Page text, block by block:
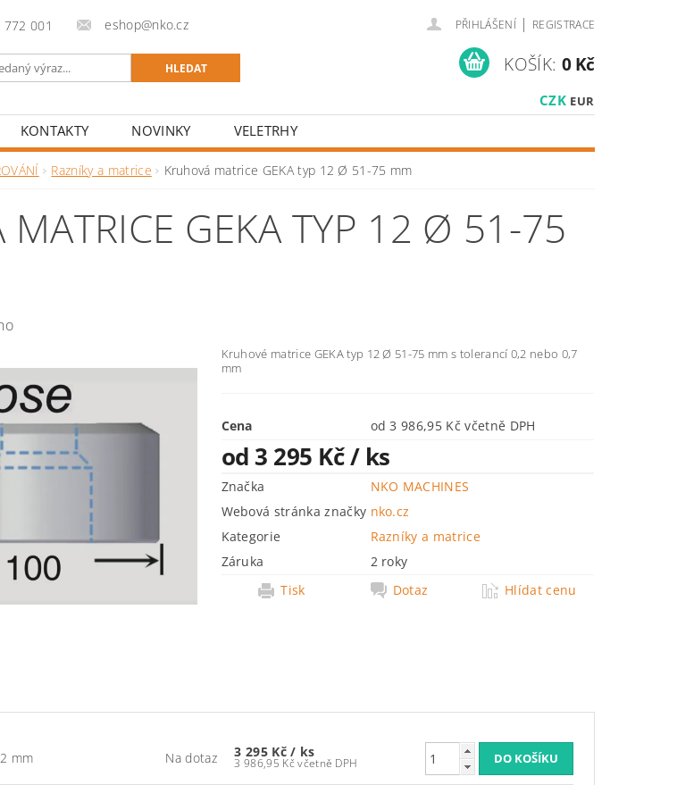
001 eshop@nko.cz PŘIHLÁŠENÍ | REGISTRACE
CZK EUR
KOŠÍK: 0 Kč
KONTAKTY NOVINKY VELETRHY
Razníky a matrice Kruhová matrice GEKA typ 12 Ø 51-75 mm
MATRICE GEKA TYP 12 Ø 51-75
Kruhové matrice GEKA typ 12 Ø 51-75 mm s tolerancí 0,2 nebo 0,7
mm
Cena od 3 986,95 Kč včetně DPH
od 3 295 Kč/ ks
Značka
NKO MACHINES
Webová stránka značky nko.cz
Kategorie
Razníky a matrice
Záruka
2 roky
Tisk
Dotaz Hlídat cenu
mm Na dotaz 3 295 Kč/ ks
3 986,95 Kč včetně DPH